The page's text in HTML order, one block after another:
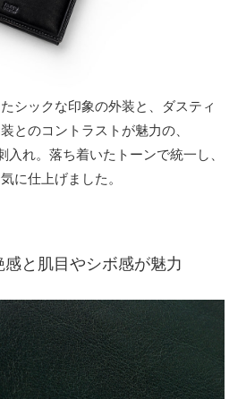
シックな印象の外装と、ダスティ
とのコントラストが魅力の、
入れ。落ち着いたトーンで統一し、
に仕上げました。
と肌目やシボ感が魅力